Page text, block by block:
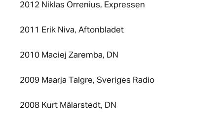
2012 Niklas Orrenius, Expressen
2011 Erik Niva, Aftonbladet
2010 Maciej Zaremba, DN
2009 Maarja Talgre, Sveriges Radio
2008 Kurt Mälarstedt, DN